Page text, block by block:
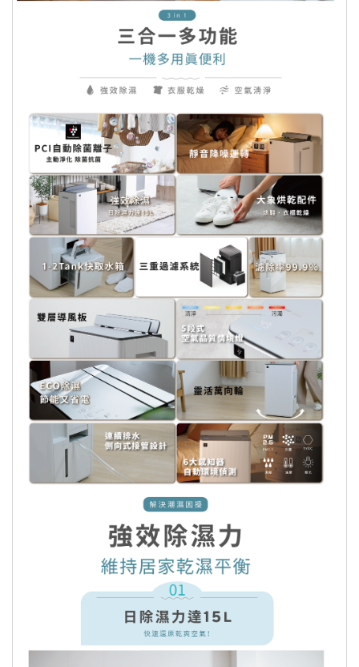
獨家專利 1-2 Tank快取水箱
4.5L大水箱 輕鬆拿取 單手倒水
烘鞋行程 & 大象配件：內附鞋型Y/廣域
T噴嘴配件 鞋類/衣櫃烘乾
內建獨立烘乾配件收納箱：防止配件長
灰塵及丟失不佔空間
四大操作模式(除濕模式 / 衣物乾燥 / 清
淨模式 / 濕度設定)
Plasmacluster自動除菌離子除菌脫臭/
定點脫臭
搭載三重過濾網：前置濾網 , HEPA集塵
濾網及活性碳脫臭濾網(使用壽命10年)
搭載PM2.5 / 灰塵 / TVOC / 溫度 / 濕度
/ 燈光
六大感知器_智能空氣清淨運轉
灰塵/PM2.5/TVOC異味感知指示燈顯示
(3段空氣品質情境顯示)
前開式隔音面板設計：雙側進風/靜音運
轉/除濕機可直接貼壁使用 , 不佔空間
三、報紙、期刊或是報紙
四、經消費者拆封之影音商品或是電腦軟體
五、非以有形媒介提供之數位內容或一經提供即為
六、已拆封個人衛生用品
七、國際航空客運服務
出貨已全程攝影，為保障您購物權益，
開箱過程請全程錄影；如有問題請反映
客服並提供錄影檔案，客服會儘速替消
費者處理後續相關事宜。
數位序號、票卷等非實體商品不提供退
換貨服務，其它商品僅限換貨1次。
個人衛生用品除商品本身有瑕疵外，未
拆封商品仍享有七天鑑賞期之退貨權
利。但已拆封 (外包裝不完整)，依據
《通訊交易解除權合理例外情事適用準
則》，本公司無法接受退換貨。 ※個人
衛生用品：泛指與肌膚及人體私密處接
觸之商品，例如：內衣褲、泳裝、襪
子、紙尿褲、牙刷、口罩、毛巾….等。
商品只有台灣本島配送，外島無法配
送，暫無提供此服務